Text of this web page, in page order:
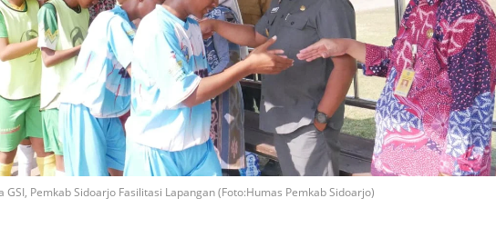
GSI, Pemkab Sidoarjo Fasilitasi Lapangan (Foto:Humas Pemkab Sidoarjo)